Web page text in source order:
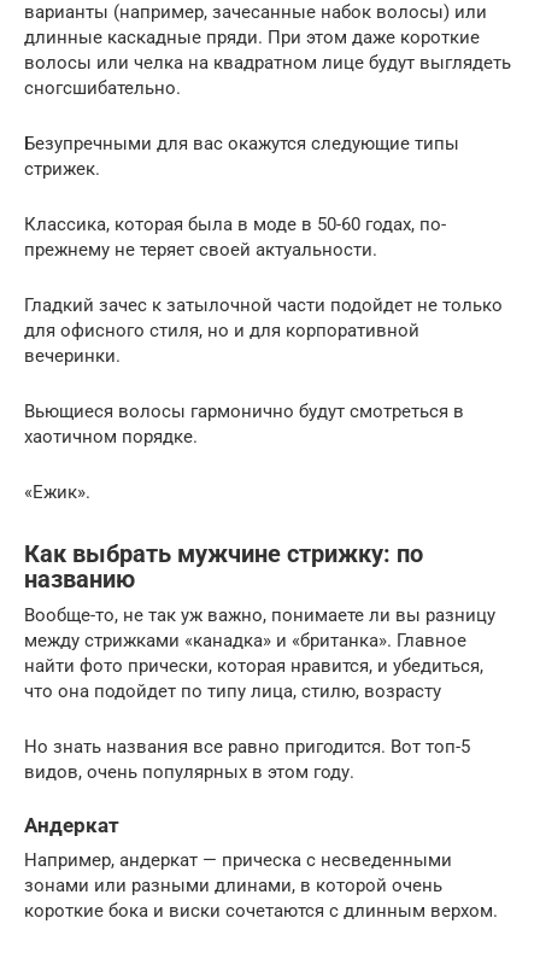
варианты (например, зачесанные набок волосы) или
длинные каскадные пряди. При этом даже короткие
волосы или челка на квадратном лице будут выглядеть
сногсшибательно.
Безупречными для вас окажутся следующие типы
стрижек.
Классика, которая была в моде в 50-60 годах, по-
прежнему не теряет своей актуальности.
Гладкий зачес к затылочной части подойдет не только
для офисного стиля, но и для корпоративной
вечеринки.
Вьющиеся волосы гармонично будут смотреться в
хаотичном порядке.
«Ежик».
Как выбрать мужчине стрижку: по
названию
Вообще-то, не так уж важно, понимаете ли вы разницу
между стрижками «канадка» и «британка». Главное
найти фото прически, которая нравится, и убедиться,
что она подойдет по типу лица, стилю, возрасту
Но знать названия все равно пригодится. Вот топ-5
видов, очень популярных в этом году.
Андеркат
Например, андеркат — прическа с несведенными
зонами или разными длинами, в которой очень
короткие бока и виски сочетаются с длинным верхом.